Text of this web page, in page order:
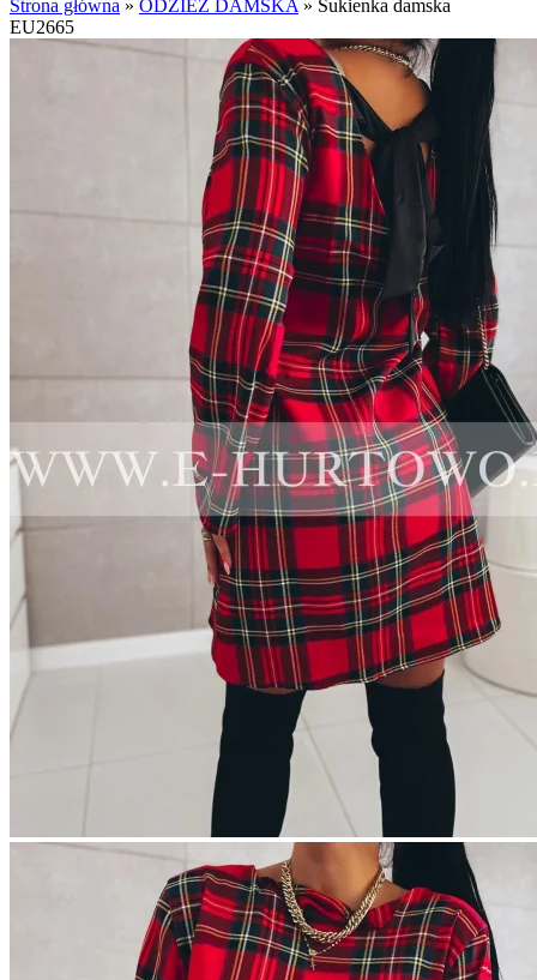
Strona główna » ODZIEŻ DAMSKA » Sukienka damska
EU2665